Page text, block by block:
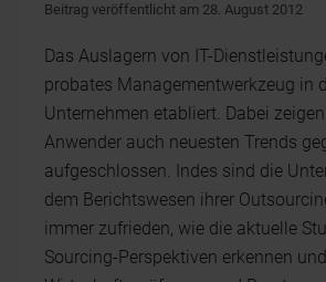
Beitrag veröffentlicht am 28. August 2012
Das Auslagern von IT-
probates Managementwerkzeug in
Unternehmen etabliert. Dabei
Anwender auch neuesten Trends
aufgeschlossen. Indes sind die
dem Berichtswesen ihrer
immer zufrieden, wie die aktuelle
Sourcing-Perspektiven erkennen